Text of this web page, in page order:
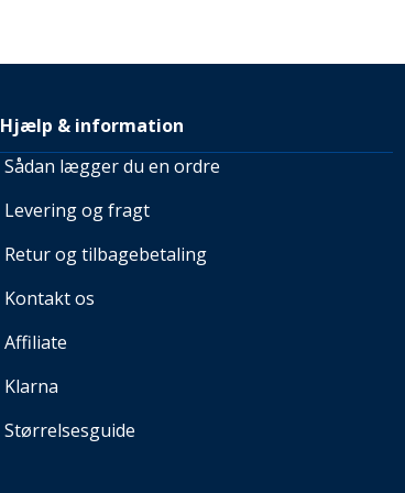
Hjælp & information
Sådan lægger du en ordre
Levering og fragt
Retur og tilbagebetaling
Kontakt os
Affiliate
Klarna
Størrelsesguide